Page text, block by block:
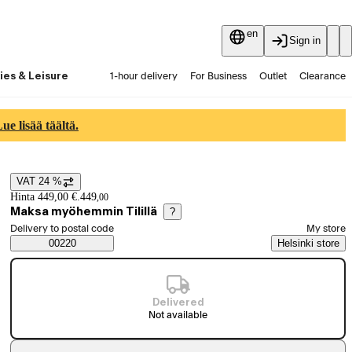
en
Sign in
& Leisure 1-hour delivery For Business Outlet Clearance
lisää täältä.
Price details
VAT 24 %
Hinta 449,00 €.449,00
Maksa myöhemmin Tilillä ?
Saatavuustiedot
Select order method
Delivery to postal code
00220
My store
Helsinki store
Delivered
Not available